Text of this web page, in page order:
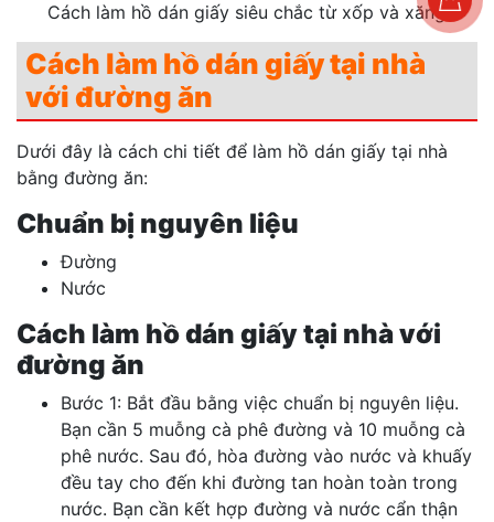
Cách làm hồ dán giấy siêu chắc từ xốp và xăng
Cách làm hồ dán giấy tại nhà
với đường ăn
Dưới đây là cách chi tiết để làm hồ dán giấy tại nhà
bằng đường ăn:
Chuẩn bị nguyên liệu
Đường
Nước
Cách làm hồ dán giấy tại nhà với
đường ăn
Bước 1: Bắt đầu bằng việc chuẩn bị nguyên liệu.
Bạn cần 5 muỗng cà phê đường và 10 muỗng cà
phê nước. Sau đó, hòa đường vào nước và khuấy
đều tay cho đến khi đường tan hoàn toàn trong
nước. Bạn cần kết hợp đường và nước cẩn thận